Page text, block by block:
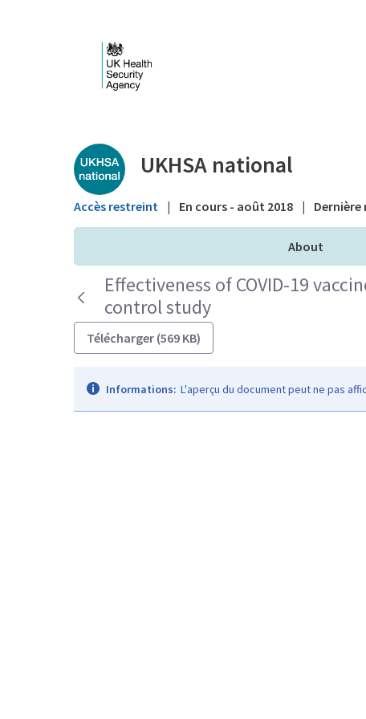
Public library -
UKHSA national
Accès restreint | En cours - août 2018 |
About
Effectiveness of COVID-19
control study
Télécharger (569 KB)
Informations: L'aperçu du document peut ne pas